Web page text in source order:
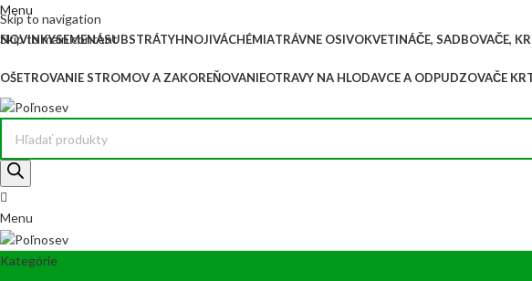
Skip to navigation
Skip to main content
Menu
NOVINKYSEMENÁSUBSTRÁTYHNOJIVÁCHÉMIATRÁVNE OSIVOKVETINÁČE, SADBOVAČE,
OŠETROVANIE STROMOV A ZAKOREŇOVANIEOTRAVY NA HLODAVCE A ODPUDZOVAČE
Menu
Kategórie